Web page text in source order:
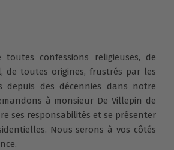
toutes confessions religieuses, de
de toutes origines, frustrés par les
depuis des décennies dans notre
à monsieur De Villepin de
ses responsabilités et se présenter
Nous serons à vos côtés